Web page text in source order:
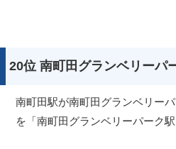
20位 南町田グランベリーパ
南町田駅が南町田グランベリー
を「南町田グランベリーパーク